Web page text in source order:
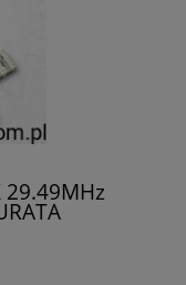
29.49MHz